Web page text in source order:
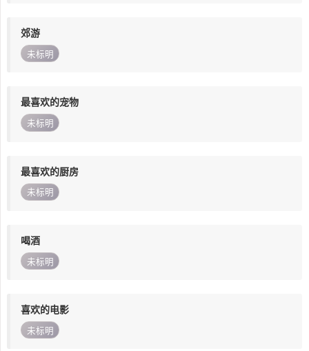
郊游
未标明
最喜欢的宠物
未标明
最喜欢的厨房
未标明
喝酒
未标明
喜欢的电影
未标明